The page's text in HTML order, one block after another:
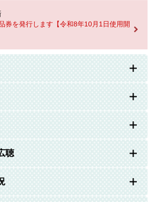
券を発行します【令和8年10月1日使用開
聴